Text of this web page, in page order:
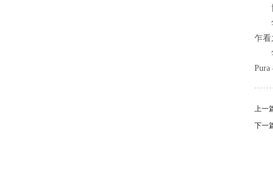
博
华
乍看
华
上一
下一